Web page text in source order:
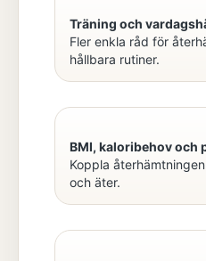
Träning och
Fler enkla råd för
hållbara rutiner.
BMI, kaloribehov och
Koppla
och äter.